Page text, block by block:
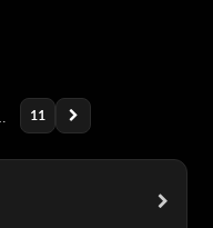
11